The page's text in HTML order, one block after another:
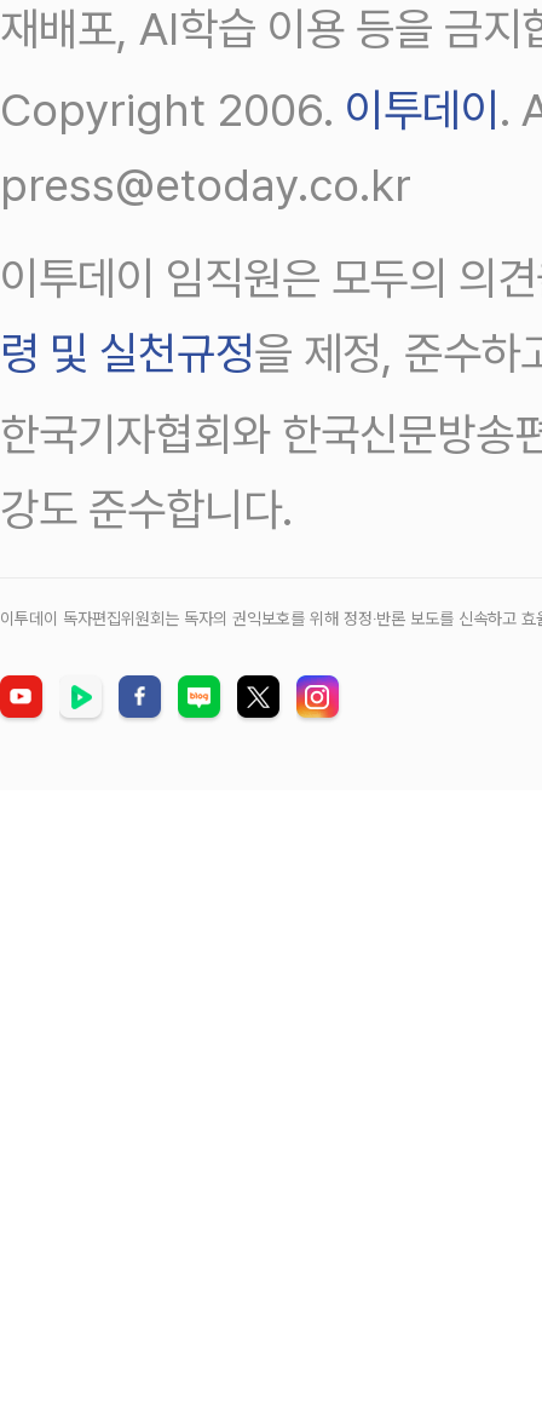
재배포, AI학습 이용 등을 금지
Copyright 2006. 이투데이.
press@etoday.co.kr
이투데이 임직원은 모두의 의
령 및 실천규정을 제정, 준수하
한국기자협회와 한국신문방송
강도 준수합니다.
이투데이 독자편집위원회는 독자의 권익보호를 위해 정정‧반론 보도를 신속하고